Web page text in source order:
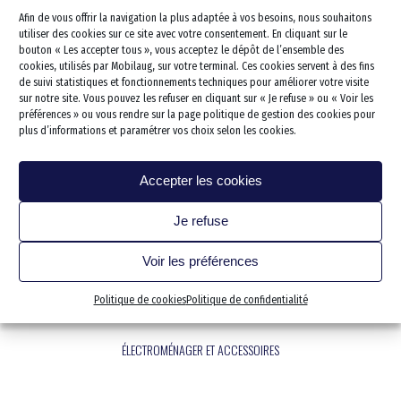
Afin de vous offrir la navigation la plus adaptée à vos besoins, nous souhaitons
utiliser des cookies sur ce site avec votre consentement. En cliquant sur le
bouton « Les accepter tous », vous acceptez le dépôt de l’ensemble des
cookies, utilisés par Mobilaug, sur votre terminal. Ces cookies servent à des fins
de suivi statistiques et fonctionnements techniques pour améliorer votre visite
sur notre site. Vous pouvez les refuser en cliquant sur « Je refuse » ou « Voir les
préférences » ou vous rendre sur la page politique de gestion des cookies pour
plus d’informations et paramétrer vos choix selon les cookies.
Accepter les cookies
Je refuse
Voir les préférences
Politique de cookiesPolitique de confidentialité
KITCHENETTE PMR
ÉLECTROMÉNAGER ET ACCESSOIRES
Baignoire combinée PMR
WC PMR
Lavabo et vasque Sénior
Baignoire combinée sénior
WC Rehaussé
Cuisine PMR
kitchenette PMR
Électroménager et
Escalier Déplacement
Monte escalier
Lève personne
Rampe d’accès
Portes et fenêtres
Dressing & Rangements
Salon/séjour
Chambre
Extension
Électricité et Domotique